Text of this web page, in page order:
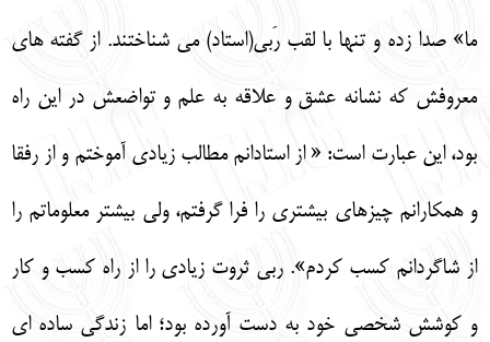
ما» صدا زده و تنها با لقب رَبي(استاد) مي شناختند. از گفته هاي
معروفش كه نشانه عشق و علاقه به علم و تواضعش در اين راه
بود، اين عبارت است: « از استادانم مطالب زيادي آموختم و از رفقا
و همكارانم چيزهاي بيشتري را فرا گرفتم، ولي بيشتر معلوماتم را
از شاگردانم كسب كردم». ربي ثروت زيادي را از راه كسب و كار
و كوشش شخصي خود به دست آورده بود؛ اما زندگي ساده اي